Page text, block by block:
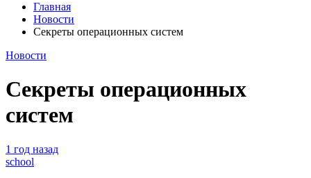
Главная
Новости
Секреты операционных систем
Новости
Секреты операционных
систем
1 год назад
school